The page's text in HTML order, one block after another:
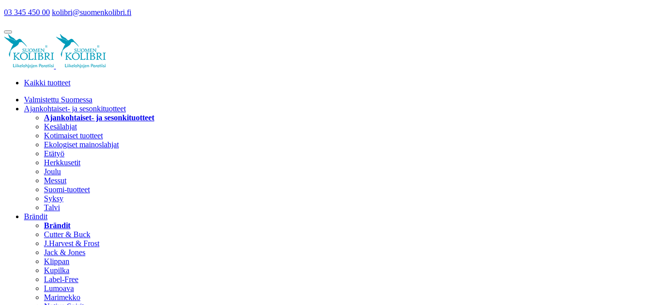
03 345 450 00 kolibri@suomenkolibri.fi
Kaikki tuotteet
Valmistettu Suomessa
Ajankohtaiset- ja sesonkituotteet
Ajankohtaiset- ja sesonkituotteet
Kesälahjat
Kotimaiset tuotteet
Ekologiset mainoslahjat
Etätyö
Herkkusetit
Joulu
Messut
Suomi-tuotteet
Syksy
Talvi
Brändit
Brändit
Cutter & Buck
J.Harvest & Frost
Jack & Jones
Klippan
Kupilka
Label-Free
Lumoava
Marimekko